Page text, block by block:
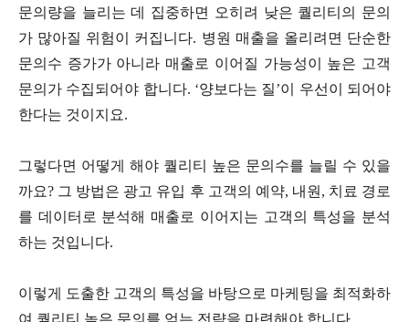
문의량을 늘리는 데 집중하면 오히려 낮은 퀄리티의 문의
가 많아질 위험이 커집니다. 병원 매출을 올리려면 단순한
문의수 증가가 아니라 매출로 이어질 가능성이 높은 고객
문의가 수집되어야 합니다. ‘양보다는 질’이 우선이 되어야
한다는 것이지요.
그렇다면 어떻게 해야 퀄리티 높은 문의수를 늘릴 수 있을
까요? 그 방법은 광고 유입 후 고객의 예약, 내원, 치료 경로
를 데이터로 분석해 매출로 이어지는 고객의 특성을 분석
하는 것입니다.
이렇게 도출한 고객의 특성을 바탕으로 마케팅을 최적화하
여 퀄리티 높은 문의를 얻는 전략을 마련해야 합니다.